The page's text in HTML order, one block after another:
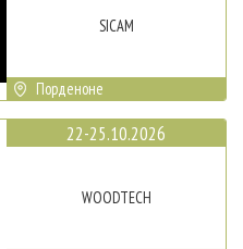
SICAM
Порденоне
22-25.10.2026
WOODTECH